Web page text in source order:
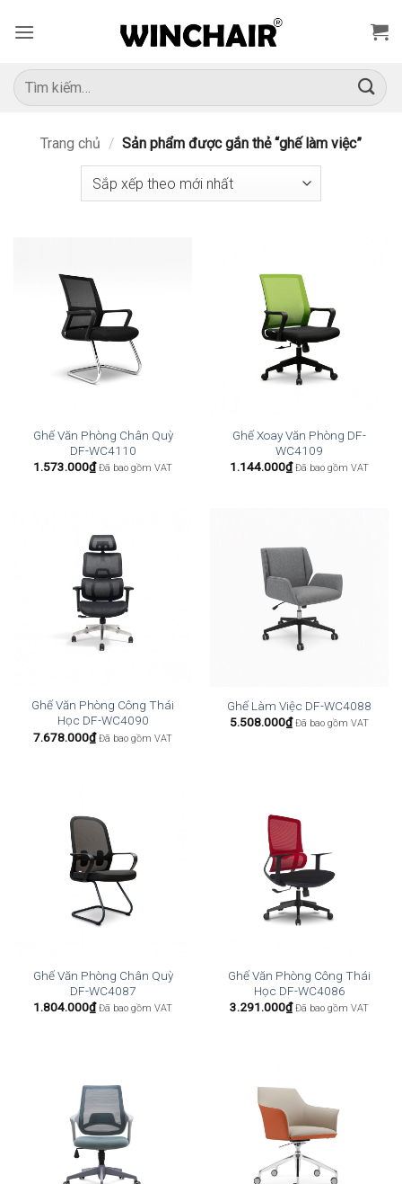
qua
dung
Tìm
kiếm:
Trang chủ / Sản phẩm được gắn thẻ “ghế làm việc”
Ghế Văn Phòng Chân Quỳ
DF-WC4110
1.573.000₫ Đã bao gồm VAT
Ghế Xoay Văn Phòng DF-
WC4109
1.144.000₫ Đã bao gồm VAT
Ghế Văn Phòng Công Thái
Học DF-WC4090
7.678.000₫ Đã bao gồm VAT
Ghế Làm Việc DF-WC4088
5.508.000₫ Đã bao gồm VAT
Ghế Văn Phòng Chân Quỳ
DF-WC4087
1.804.000₫ Đã bao gồm VAT
Ghế Văn Phòng Công Thái
Học DF-WC4086
3.291.000₫ Đã bao gồm VAT